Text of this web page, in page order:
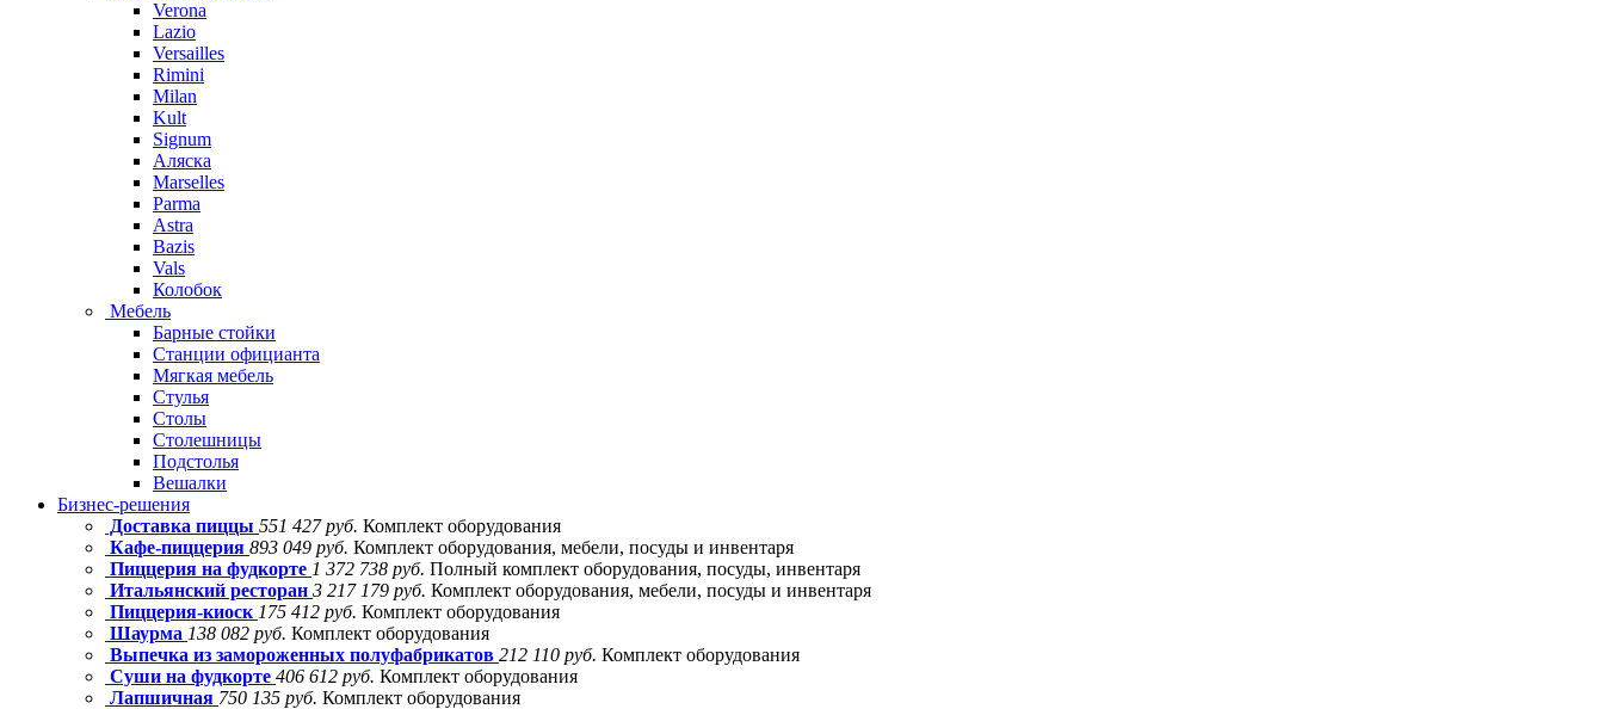
Verona
Lazio
Versailles
Rimini
Milan
Kult
Signum
Аляска
Marselles
Parma
Astra
Bazis
Vals
Колобок
Мебель
Барные стойки
Станции официанта
Мягкая мебель
Стулья
Столы
Столешницы
Подстолья
Вешалки
Бизнес-решения
Доставка пиццы 551 427 руб. Комплект оборудования
Кафе-пиццерия 893 049 руб. Комплект оборудования, мебели, посуды и инвентаря
Пиццерия на фудкорте 1 372 738 руб. Полный комплект оборудования, посуды, инвентаря
Итальянский ресторан 3 217 179 руб. Комплект оборудования, мебели, посуды и инвентаря
Пиццерия-киоск 175 412 руб. Комплект оборудования
Шаурма 138 082 руб. Комплект оборудования
Выпечка из замороженных полуфабрикатов 212 110 руб. Комплект оборудования
Суши на фудкорте 406 612 руб. Комплект оборудования
Лапшичная 750 135 руб. Комплект оборудования